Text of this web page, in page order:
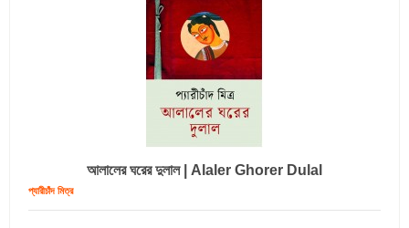
আলালের ঘরের দুলাল | Alaler Ghorer Dulal
প্যারীচাঁদ মিত্র